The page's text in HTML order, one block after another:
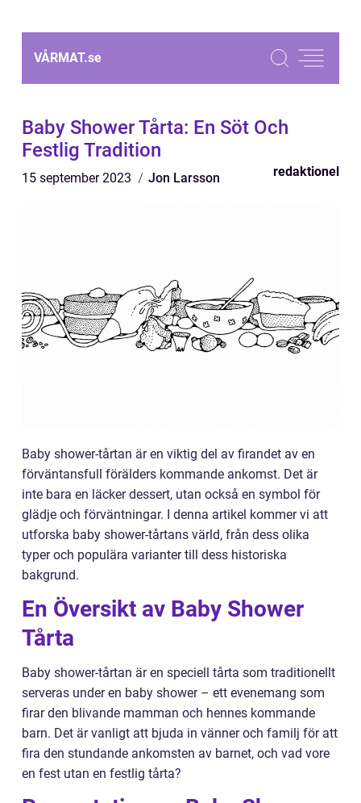
VÅRMAT.se
Baby Shower Tårta: En Söt Och
Festlig Tradition
15 september 2023 Jon Larsson redaktionel
Baby shower-tårtan är en viktig del av firandet av en
förväntansfull förälders kommande ankomst. Det är
inte bara en läcker dessert, utan också en symbol för
glädje och förväntningar. I denna artikel kommer vi att
utforska baby shower-tårtans värld, från dess olika
typer och populära varianter till dess historiska
bakgrund.
En Översikt av Baby Shower
Tårta
Baby shower-tårtan är en speciell tårta som traditionellt
serveras under en baby shower – ett evenemang som
firar den blivande mamman och hennes kommande
barn. Det är vanligt att bjuda in vänner och familj för att
fira den stundande ankomsten av barnet, och vad vore
en fest utan en festlig tårta?